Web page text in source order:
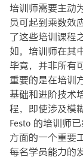
培训师需要主动
员可起到乘数效
了这些培训课程
如，培训师在其
毕竟，并非所有
重要的是在培训
基础和进阶技术
程，即使涉及模
Festo 的培训师
方面的一个重要
每名学员能力的